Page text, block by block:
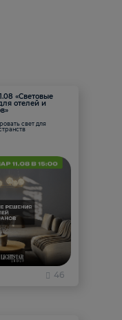
«Световые
отелей и
свет для
46